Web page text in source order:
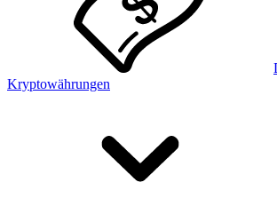
Kryptowährungen